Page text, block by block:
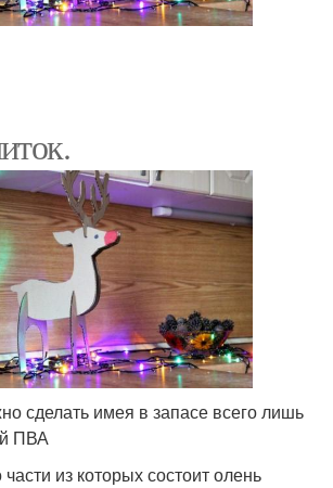
сделать имея в запасе всего лишь
ПВА
из которых состоит олень